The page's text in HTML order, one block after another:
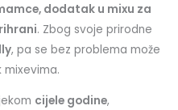
dodatak u mixu za
. Zbog svoje prirodne
, pa se bez problema može
mixevima.
cijele godine,